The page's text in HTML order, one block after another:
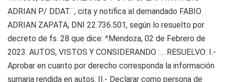
ADRIAN P/ DDAT.¨, cita y notifica al demandado FABIO
ADRIAN ZAPATA, DNI 22.736.501, según lo resuelto por
decreto de fs. 28 que dice: ^Mendoza, 02 de Febrero de
2023. AUTOS, VISTOS Y CONSIDERANDO :… RESUELVO: I.-
Aprobar en cuanto por derecho corresponda la información
sumaria rendida en autos. II.- Declarar como persona de